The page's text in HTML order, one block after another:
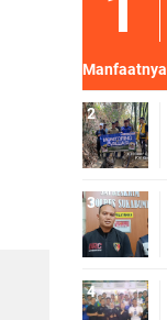
Manfaatnya